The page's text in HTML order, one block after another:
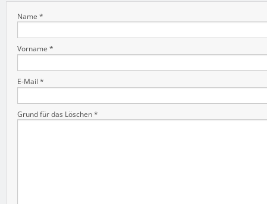
Name *
Vorname *
E-Mail *
Grund für das Löschen *